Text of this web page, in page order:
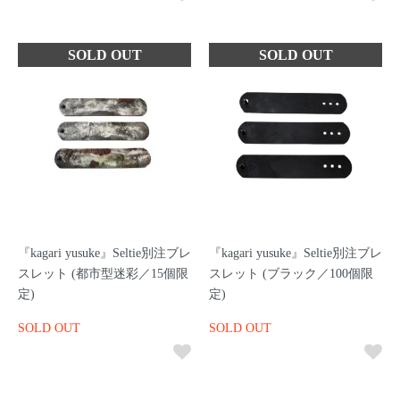
『kagari yusuke』Seltie別注ブレ
スレット (都市型迷彩／15個限
定)
SOLD OUT
『kagari yusuke』Seltie別注ブレ
スレット (ブラック／100個限
定)
SOLD OUT